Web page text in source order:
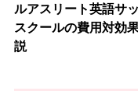
ルアスリート英語サ
スクールの費用対効
説